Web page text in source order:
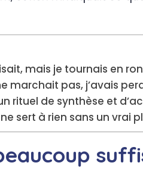
mais je tournais en
marchait pas, j’avais
rituel de synthèse et
sert à rien sans un vrai